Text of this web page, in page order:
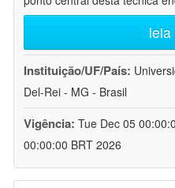
leia
Instituição/UF/País:
Del-Rei - MG - Brasil
Vigência: Tue Dec 05
00:00:00 BRT 2026